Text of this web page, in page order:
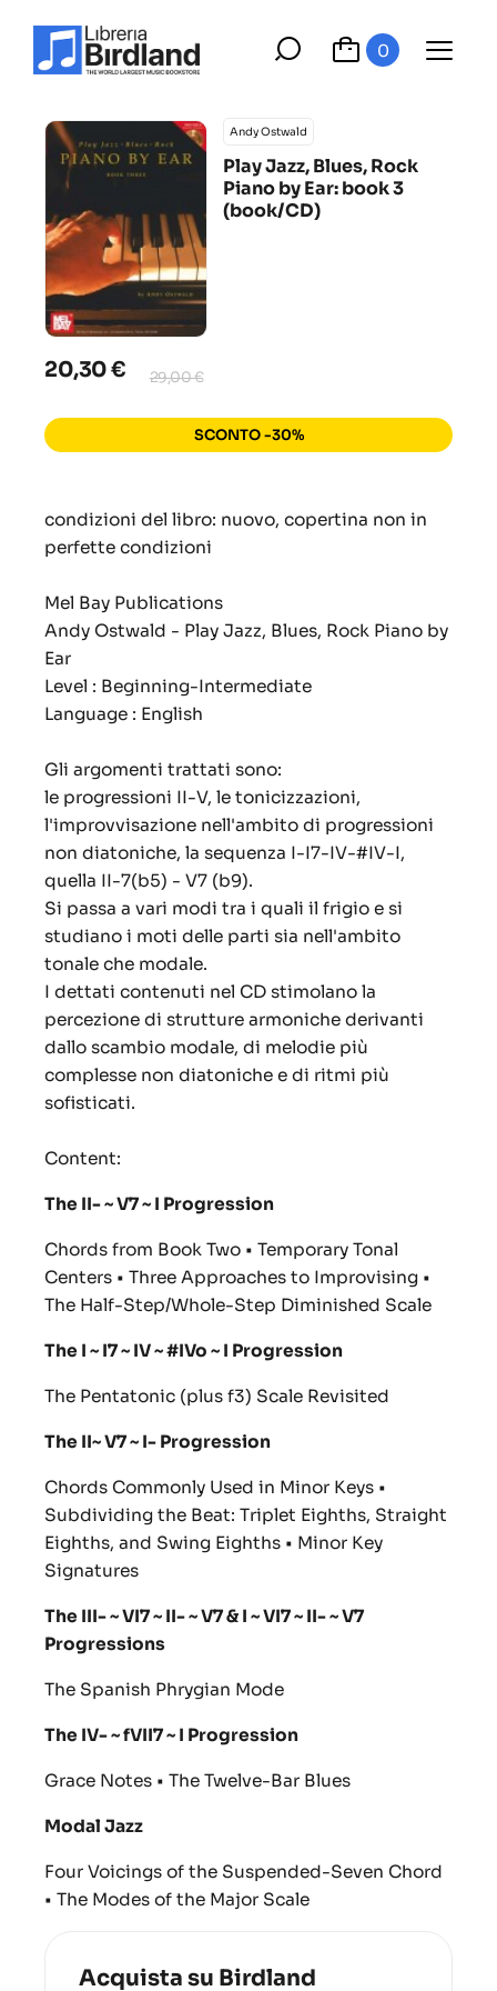
0
Andy Ostwald
Play Jazz, Blues, Rock
Piano by Ear: book 3
(book/CD)
20,30 € 29,00 €
SCONTO -30%
condizioni del libro: nuovo, copertina non in
perfette condizioni
Mel Bay Publications
Andy Ostwald - Play Jazz, Blues, Rock Piano by
Ear
Level : Beginning-Intermediate
Language : English
Gli argomenti trattati sono:
le progressioni II-V, le tonicizzazioni,
l'improvvisazione nell'ambito di progressioni
non diatoniche, la sequenza I-I7-IV-#IV-I,
quella II-7(b5) - V7 (b9).
Si passa a vari modi tra i quali il frigio e si
studiano i moti delle parti sia nell'ambito
tonale che modale.
I dettati contenuti nel CD stimolano la
percezione di strutture armoniche derivanti
dallo scambio modale, di melodie più
complesse non diatoniche e di ritmi più
sofisticati.
Content:
The II- ~ V7 ~ I Progression
Chords from Book Two • Temporary Tonal
Centers • Three Approaches to Improvising •
The Half-Step/Whole-Step Diminished Scale
The I ~ I7 ~ IV ~ #IVo ~ I Progression
The Pentatonic (plus f3) Scale Revisited
The II~ V7 ~ I- Progression
Chords Commonly Used in Minor Keys •
Subdividing the Beat: Triplet Eighths, Straight
Eighths, and Swing Eighths • Minor Key
Signatures
The III- ~ VI7 ~ II- ~ V7 & I ~ VI7 ~ II- ~ V7
Progressions
The Spanish Phrygian Mode
The IV- ~ fVII7 ~ I Progression
Grace Notes • The Twelve-Bar Blues
Modal Jazz
Four Voicings of the Suspended-Seven Chord
• The Modes of the Major Scale
Acquista su Birdland